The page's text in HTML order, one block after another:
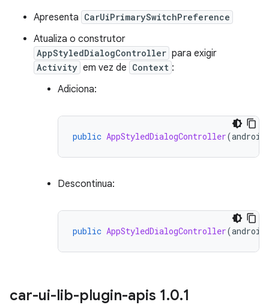
Apresenta CarUiPrimarySwitchPreference
Atualiza o construtor
AppStyledDialogController para exigir
Activity em vez de Context :
Adiciona:
public AppStyledDialogController(android
Descontinua:
public AppStyledDialogController(android
car-ui-lib-plugin-apis 1.0.1